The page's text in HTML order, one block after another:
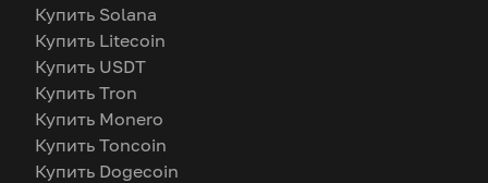
Купить Solana
Купить Litecoin
Купить USDT
Купить Tron
Купить Monero
Купить Toncoin
Купить Dogecoin